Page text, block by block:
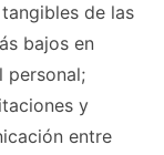
de las
bajos en
personal;
y
entre